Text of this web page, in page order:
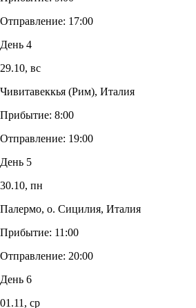
Отправление: 17:00
День 4
29.10, вс
Чивитавеккья (Рим), Италия
Прибытие: 8:00
Отправление: 19:00
День 5
30.10, пн
Палермо, о. Сицилия, Италия
Прибытие: 11:00
Отправление: 20:00
День 6
01.11, ср